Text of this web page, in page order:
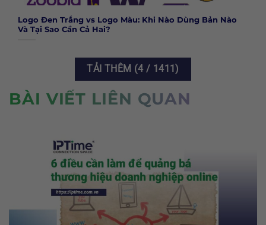
Logo Đen Trắng vs Logo Màu: Khi Nào Dùng Bản Nào
Và Tại Sao Cần Cả Hai?
TẢI THÊM (4/ 1411)
BÀI VIẾT LIÊN QUAN